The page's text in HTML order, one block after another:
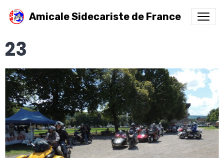
Amicale Sidecariste de France
23